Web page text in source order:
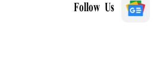
Follow Us